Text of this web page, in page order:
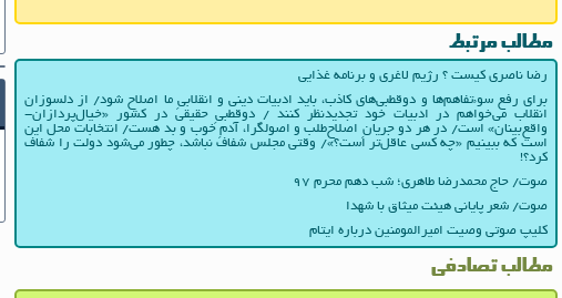
مطالب مرتبط
رضا ناصری کیست ؟ رژیم لاغری و برنامه غذایی
برای رفع سوءتفاهم‌ها و دوقطبی‌های کاذب، باید ادبیات دینی و انقلابیِ ما اصلاح شود/ از دلسوزان
انقلاب می‌خواهم در ادبیات‌ خود تجدیدنظر کنند / دوقطبیِ حقیقی در کشور «خیال‌پردازان-
واقع‌بینان» است/ در هر دو جریانِ اصلاح‌طلب و اصولگرا، آدمِ خوب و بد هست/ انتخابات محل این
است که ببینیم «چه کسی عاقل‌تر است؟»/ وقتی مجلس شفاف نباشد، چطور می‌شود دولت را شفاف
کرد؟!
صوت/ حاج محمدرضا طاهری؛ شب دهم محرم ۹۷
صوت/ شعر پایانی هیئت میثاق با شهدا
کلیپ صوتی وصیت امیرالمومنین درباره ایتام
مطالب تصادفی